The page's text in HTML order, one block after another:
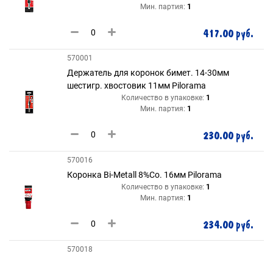
Мин. партия: 1
417.00 руб.
570001
Держатель для коронок бимет. 14-30мм
шестигр. хвостовик 11мм Pilorama
Количество в упаковке: 1
Мин. партия: 1
230.00 руб.
570016
Коронка Bi-Metall 8%Co. 16мм Pilorama
Количество в упаковке: 1
Мин. партия: 1
234.00 руб.
570018